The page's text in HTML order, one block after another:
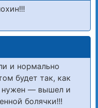
и нормально
будет так, как
нужен — вышел и
болячки!!!